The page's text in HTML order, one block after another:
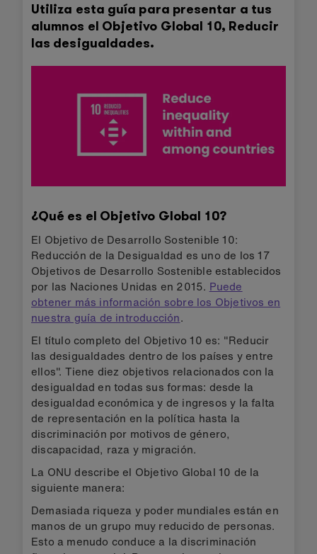
Utiliza esta guía para presentar a tus
alumnos el Objetivo Global 10, Reducir
las desigualdades.
¿Qué es el Objetivo Global 10?
El Objetivo de Desarrollo Sostenible 10:
Reducción de la Desigualdad es uno de los 17
Objetivos de Desarrollo Sostenible establecidos
por las Naciones Unidas en 2015. Puede
obtener más información sobre los Objetivos en
nuestra guía de introducción.
El título completo del Objetivo 10 es: "Reducir
las desigualdades dentro de los países y entre
ellos". Tiene diez objetivos relacionados con la
desigualdad en todas sus formas: desde la
desigualdad económica y de ingresos y la falta
de representación en la política hasta la
discriminación por motivos de género,
discapacidad, raza y migración.
La ONU describe el Objetivo Global 10 de la
siguiente manera:
Demasiada riqueza y poder mundiales están en
manos de un grupo muy reducido de personas.
Esto a menudo conduce a la discriminación